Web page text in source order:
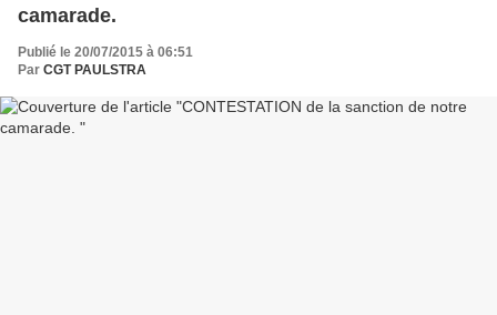
camarade.
Publié le 20/07/2015 à 06:51
Par CGT PAULSTRA